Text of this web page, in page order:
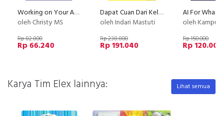
Working on Your Anxiety
oleh Christy MS
Rp 82.800
Rp 66.240
Dapat Cuan Dari Kelas Blogger
oleh Indari Mastuti
Rp 238.800
Rp 191.040
oleh Kampus
Rp 150.000
Rp 120.000
Karya Tim Elex lainnya: Lihat semua